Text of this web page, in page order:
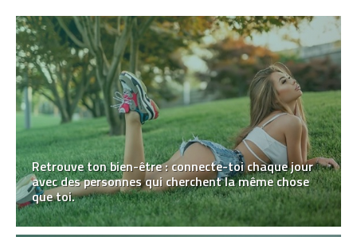
Retrouve ton bien-être : connecte-toi chaque jour
avec des personnes qui cherchent la même chose
que toi.